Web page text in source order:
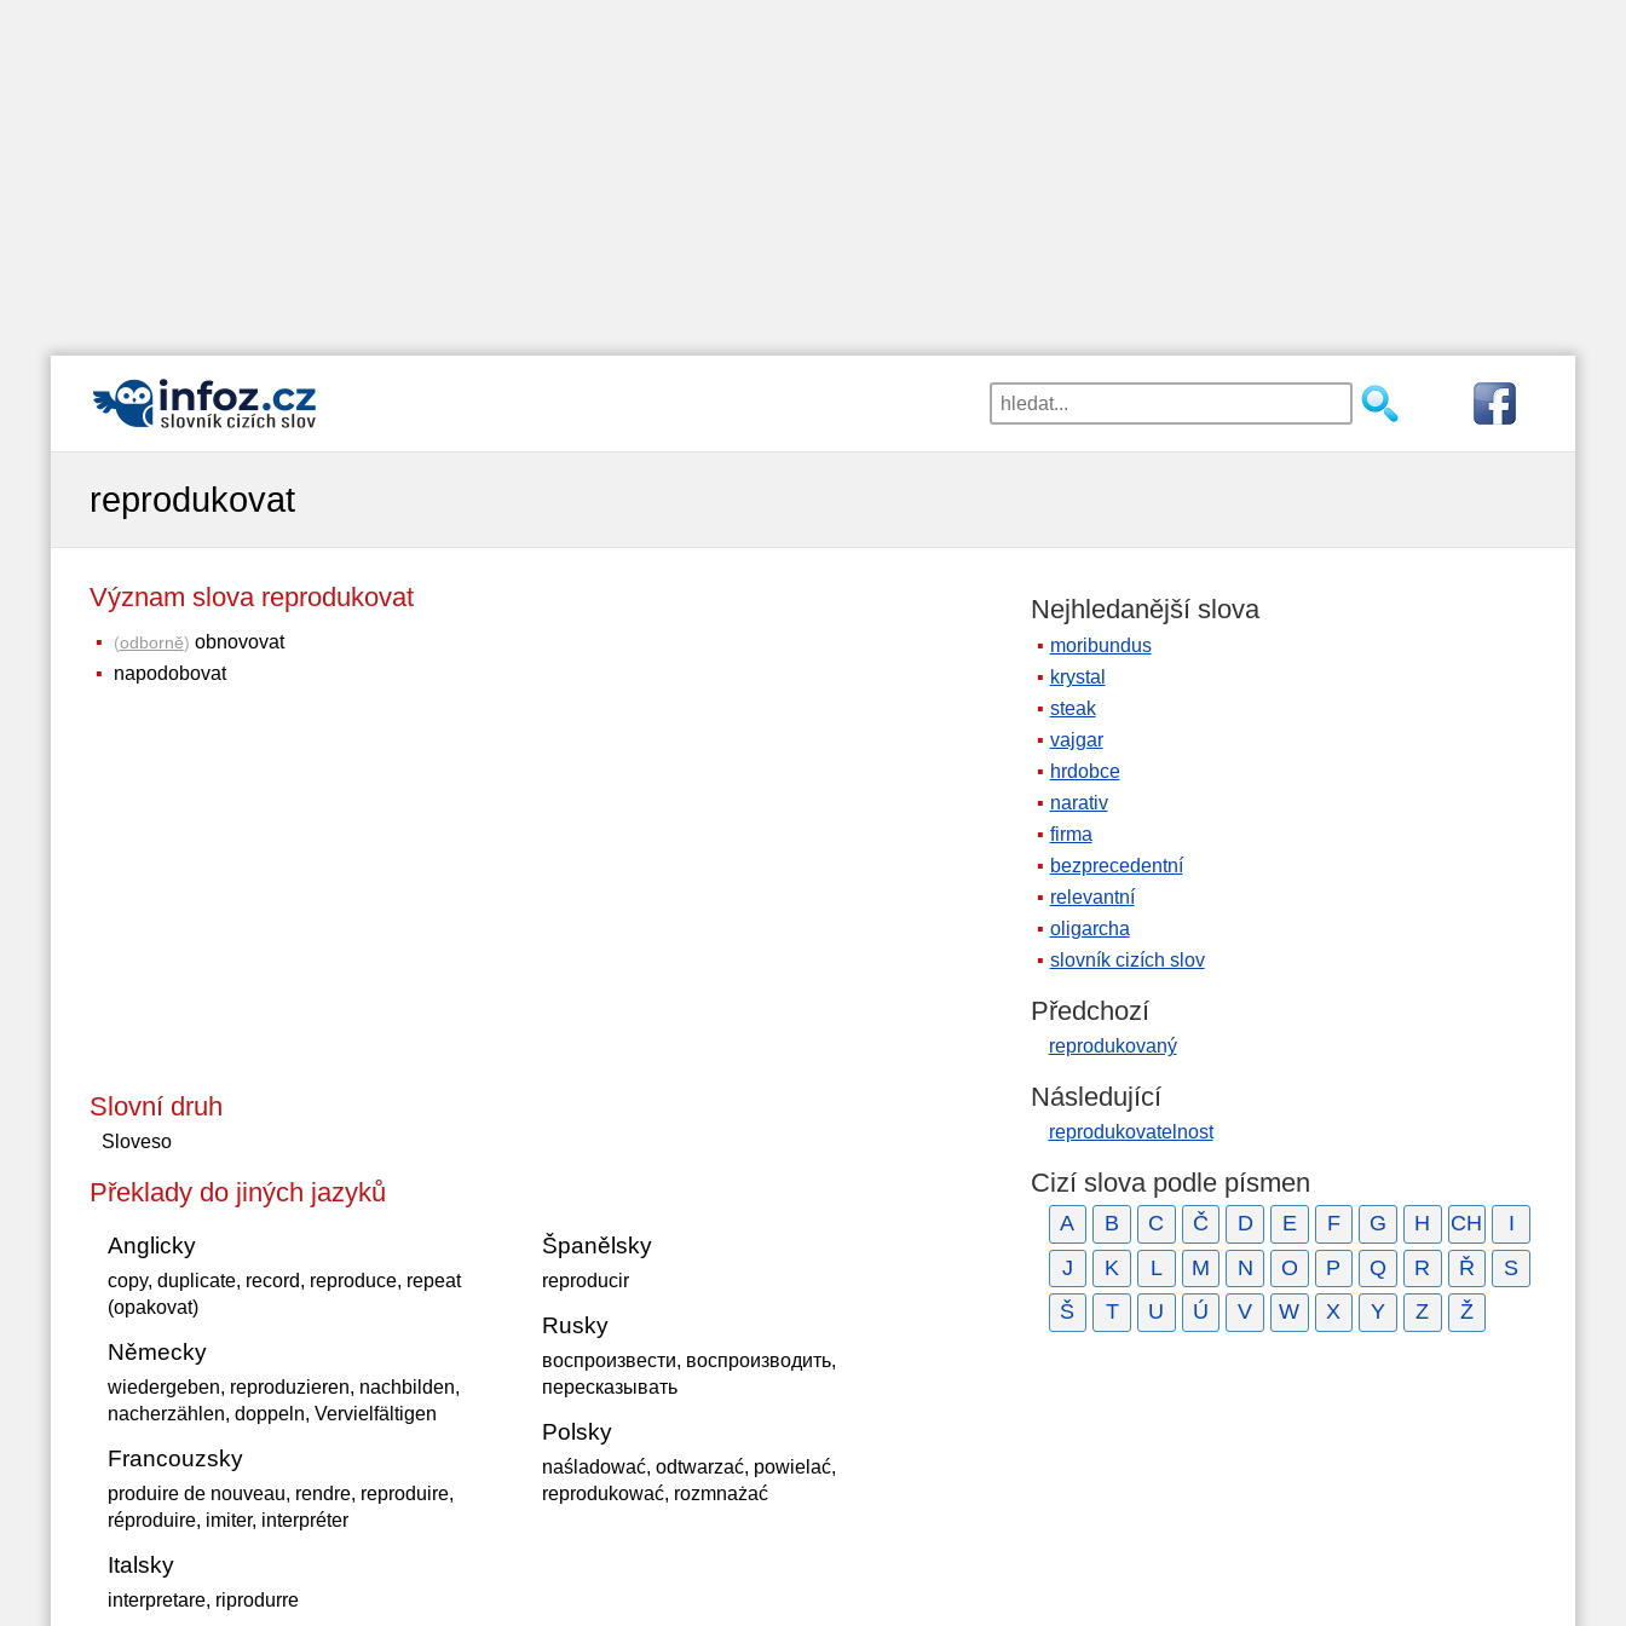
reprodukovat
Význam slova reprodukovat
(odborně) obnovovat
napodobovat
Slovní druh
Sloveso
Překlady do jiných jazyků
Anglicky
copy, duplicate, record, reproduce, repeat
(opakovat)
Německy
wiedergeben, reproduzieren, nachbilden,
nacherzählen, doppeln, Vervielfältigen
Francouzsky
produire de nouveau, rendre, reproduire,
réproduire, imiter, interpréter
Italsky
interpretare, riprodurre
Španělsky
reproducir
Rusky
воспроизвести, воспроизводить,
пересказывать
Polsky
naśladować, odtwarzać, powielać,
reprodukować, rozmnażać
Nejhledanější slova
moribundus
krystal
steak
vajgar
hrdobce
narativ
firma
bezprecedentní
relevantní
oligarcha
slovník cizích slov
Předchozí
reprodukovaný
Následující
reprodukovatelnost
Cizí slova podle písmen
A B C Č D E F G H CH
I
J
K L M N O P Q R Ř
S
Š
T U Ú V W X Y Z Ž